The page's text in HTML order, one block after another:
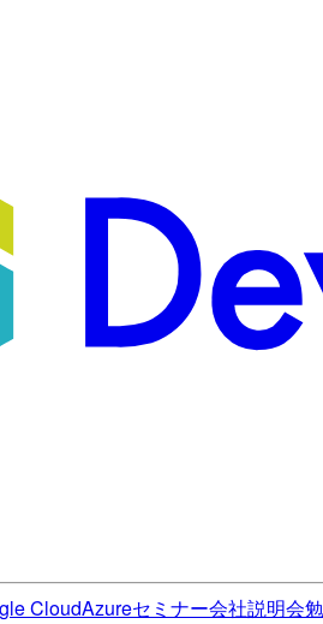
CloudAzureセミナー会社説明会